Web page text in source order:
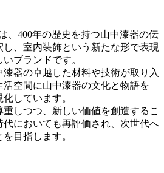
、400年の歴史を持つ山中漆器の伝
、室内装飾という新たな形で表現
ブランドです。
器の卓越した材料や技術が取り入
空間に山中漆器の文化と物語を
しています。
しつつ、新しい価値を創造するこ
代においても再評価され、次世代へ
目指します。